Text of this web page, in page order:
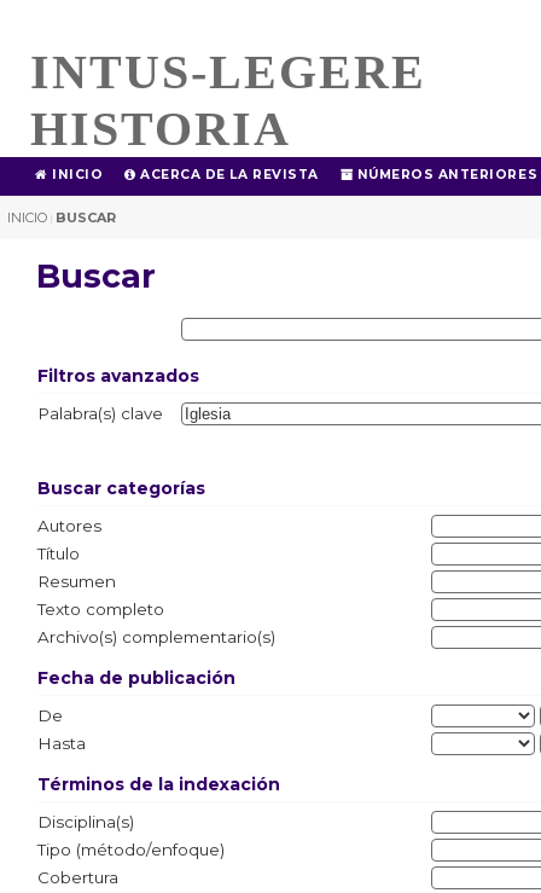
INTUS-LEGERE
HISTORIA
INICIO ACERCA DE LA REVISTA NÚMEROS ANTERIORES
INICIO | BUSCAR
Buscar
Filtros avanzados
Palabra(s) clave
Buscar categorías
Autores
Título
Resumen
Texto completo
Archivo(s) complementario(s)
Fecha de publicación
De
Hasta
Términos de la indexación
Disciplina(s)
Tipo (método/enfoque)
Cobertura